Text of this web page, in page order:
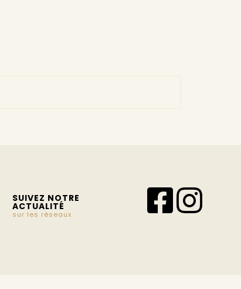
SUIVEZ NOTRE
ACTUALITÉ
sur les réseaux